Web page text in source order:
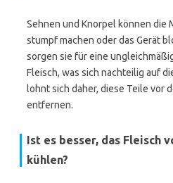
Sehnen und Knorpel können die
stumpf machen oder das Gerät
sorgen sie für eine
Fleisch, was sich nachteilig auf
lohnt sich daher, diese Teile vor
entfernen.
Ist es besser, das Fleisch
kühlen?